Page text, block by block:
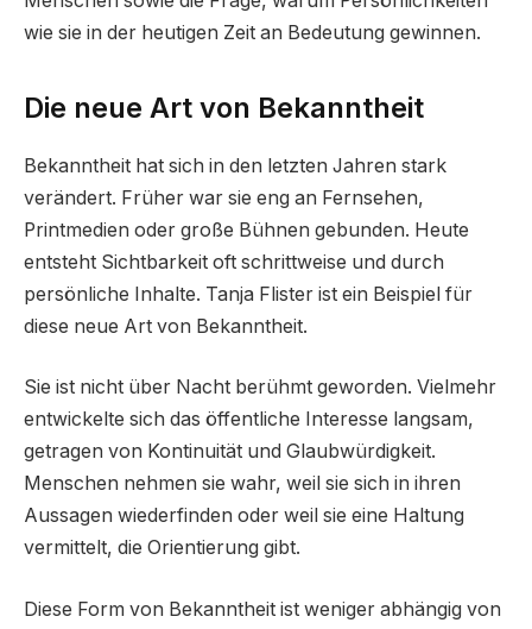
wie sie in der heutigen Zeit an Bedeutung gewinnen.
Die neue Art von Bekanntheit
Bekanntheit hat sich in den letzten Jahren stark
verändert. Früher war sie eng an Fernsehen,
Printmedien oder große Bühnen gebunden. Heute
entsteht Sichtbarkeit oft schrittweise und durch
persönliche Inhalte. Tanja Flister ist ein Beispiel für
diese neue Art von Bekanntheit.
Sie ist nicht über Nacht berühmt geworden. Vielmehr
entwickelte sich das öffentliche Interesse langsam,
getragen von Kontinuität und Glaubwürdigkeit.
Menschen nehmen sie wahr, weil sie sich in ihren
Aussagen wiederfinden oder weil sie eine Haltung
vermittelt, die Orientierung gibt.
Diese Form von Bekanntheit ist weniger abhängig von